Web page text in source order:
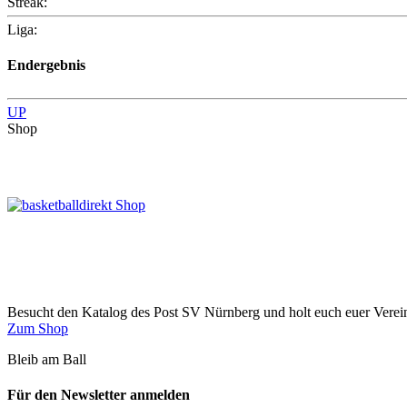
Liga:
Endergebnis
UP
Shop
Besucht den Katalog des Post SV Nürnberg und holt euch euer
Zum Shop
Bleib am Ball
Für den Newsletter anmelden